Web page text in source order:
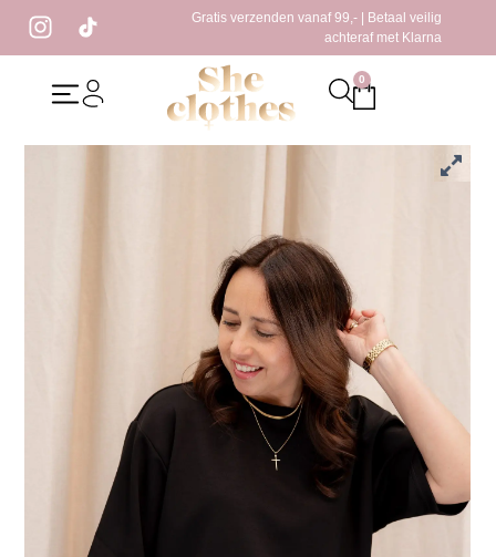
Gratis verzenden vanaf 99,- | Betaal veilig
achteraf met Klarna
0
Home/Kleding / Sira T-Shirt Zwart
Sira T-Shirt Zwart